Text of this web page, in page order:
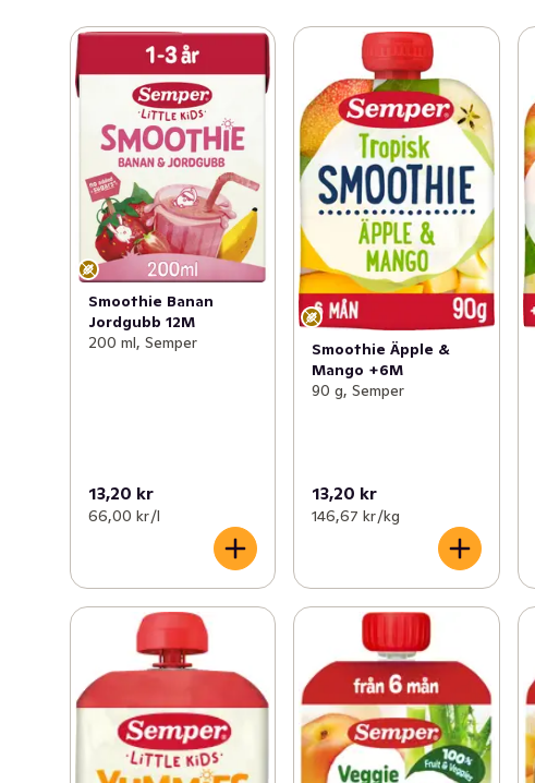
innehåller bara frukt, citronsyra och vatten. Medföljande
sugrör gör smoothien smidig att servera.
Smoothie Banan
Jordgubb 12M
200 ml, Semper
13,20 kr
66,00 kr /l
Smoothie Äpple &
Mango +6M
90 g, Semper
13,20 kr
146,67 kr /kg